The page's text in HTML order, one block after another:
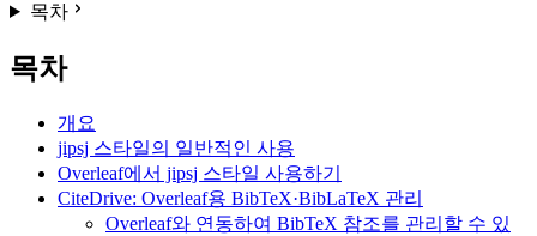
목차
목차
개요
jipsj 스타일의 일반적인 사용
Overleaf에서 jipsj 스타일 사용하기
CiteDrive: Overleaf용 BibTeX·BibLaTeX 관리
Overleaf와 연동하여 BibTeX 참조를 관리할 수 있